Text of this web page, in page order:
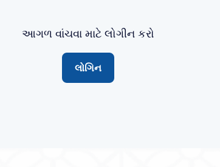
આગળ વાંચવા માટે લોગીન કરો
લોગિન